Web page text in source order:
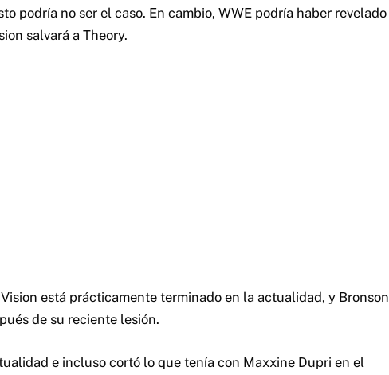
podría no ser el caso. En cambio, WWE podría haber revelado
salvará a Theory.
está prácticamente terminado en la actualidad, y Bronson
de su reciente lesión.
e incluso cortó lo que tenía con Maxxine Dupri en el